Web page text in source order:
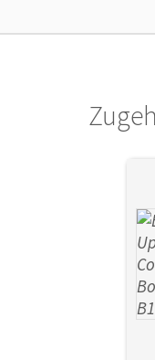
Cornelsen Verlag